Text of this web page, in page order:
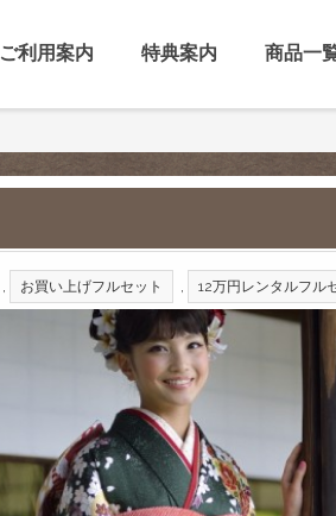
ご利用案内 特典案内 商品一
, お買い上げフルセット , 12万円レンタルフル